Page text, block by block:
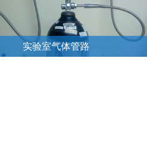
实验室气体管路